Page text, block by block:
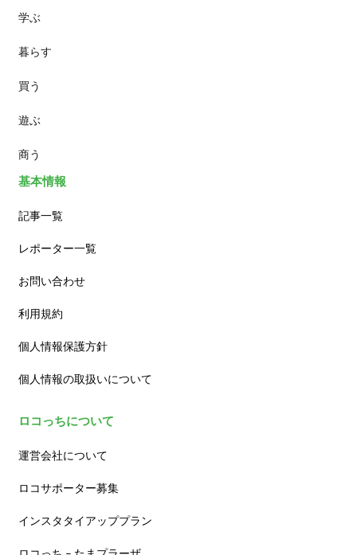
パン
スイーツ
ランチ
カフェ
学ぶ
暮らす
買う
遊ぶ
商う
基本情報
記事一覧
レポーター一覧
お問い合わせ
利用規約
個人情報保護方針
個人情報の取扱いについて
ロコっちについて
運営会社について
ロコサポーター募集
インスタタイアッププラン